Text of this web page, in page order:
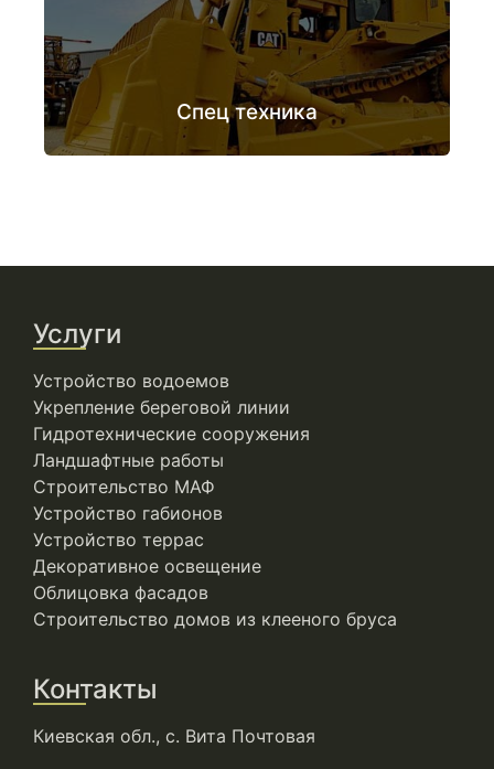
Спец техника
Услуги
Устройство водоемов
Укрепление береговой линии
Гидротехнические сооружения
Ландшафтные работы
Строительство МАФ
Устройство габионов
Устройство террас
Декоративное освещение
Облицовка фасадов
Строительство домов из клееного бруса
Контакты
Киевская обл., с. Вита Почтовая